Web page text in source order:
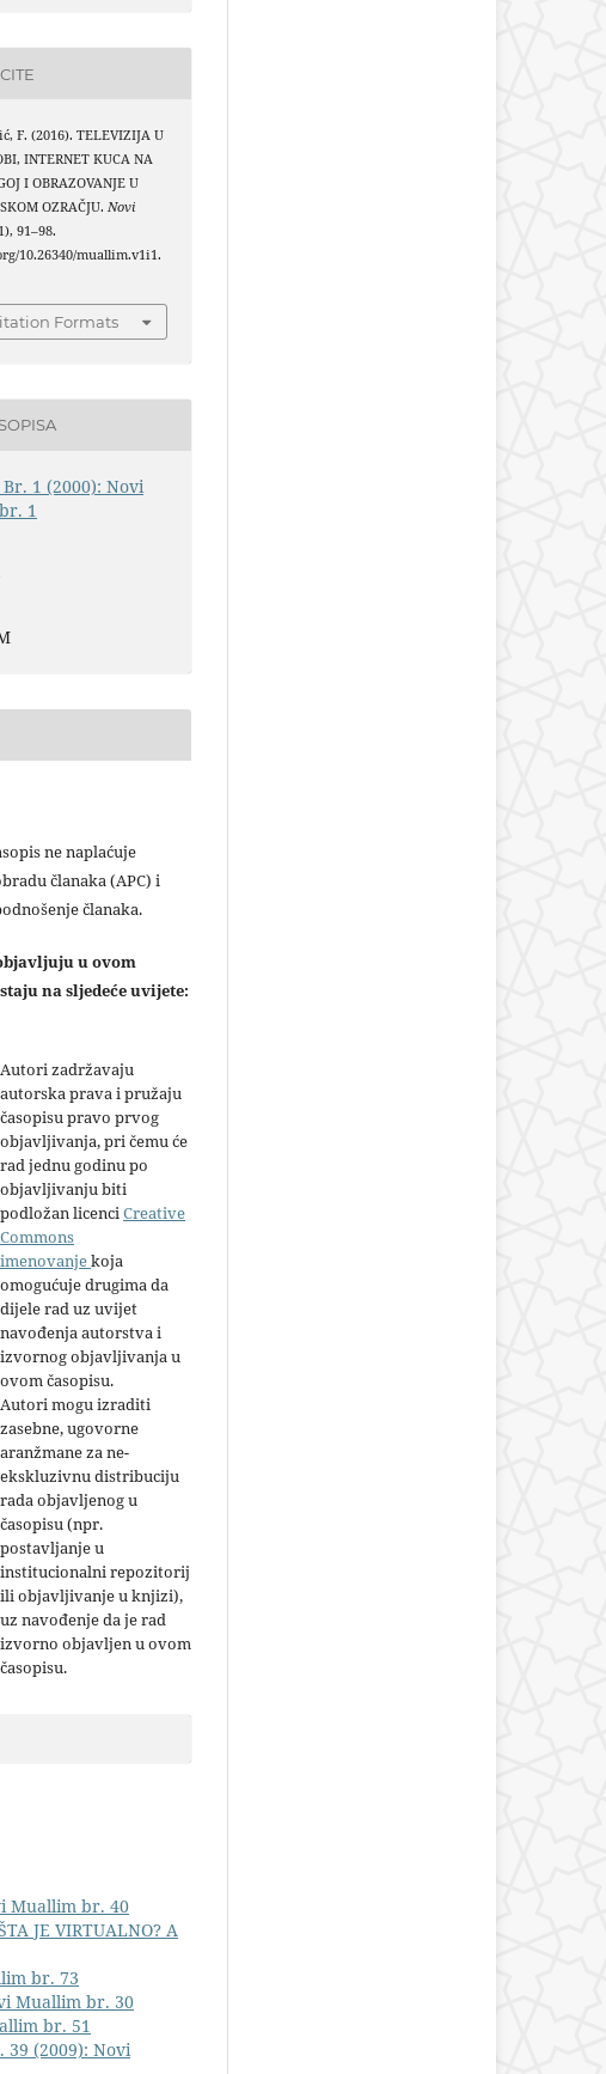
F. (2016). TELEVIZIJA U
INTERNET KUCA NA
I OBRAZOVANJE U
OZRAČJU.Novi
91–98.
10.26340/muallim.v1i1.
Formats
1 (2000): Novi
1
ne naplaćuje
članaka (APC) i
članaka.
u ovom
na sljedeće uvijete:
Autori zadržavaju
autorska prava i pružaju
časopisu pravo prvog
objavljivanja, pri čemu će
rad jednu godinu po
objavljivanju biti
podložan licenciCreative
Commons
imenovanjekoja
omogućuje drugima da
dijele rad uz uvijet
navođenja autorstva i
izvornog objavljivanja u
ovom časopisu.
Autori mogu izraditi
zasebne, ugovorne
aranžmane za ne-
ekskluzivnu distribuciju
rada objavljenog u
časopisu (npr.
postavljanje u
institucionalni repozitorij
ili objavljivanje u knjizi),
uz navođenje da je rad
izvorno objavljen u ovom
časopisu.
Muallim br. 40
JE VIRTUALNO? A
br. 73
Muallim br. 30
br. 51
39 (2009): Novi